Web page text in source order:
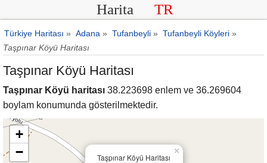
Harita TR
Türkiye Haritası » Adana » Tufanbeyli » Tufanbeyli Köyleri »
Taşpınar Köyü Haritası
Taşpınar Köyü Haritası
Taşpınar Köyü haritası 38.223698 enlem ve 36.269604
boylam konumunda gösterilmektedir.
Taşpınar Köyü Haritası
×
+
−